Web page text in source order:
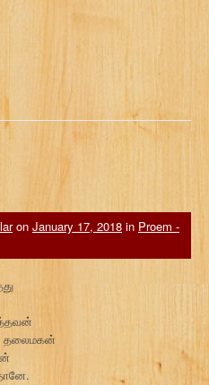
on January 17, 2018 in Proem -
தலைமகன்